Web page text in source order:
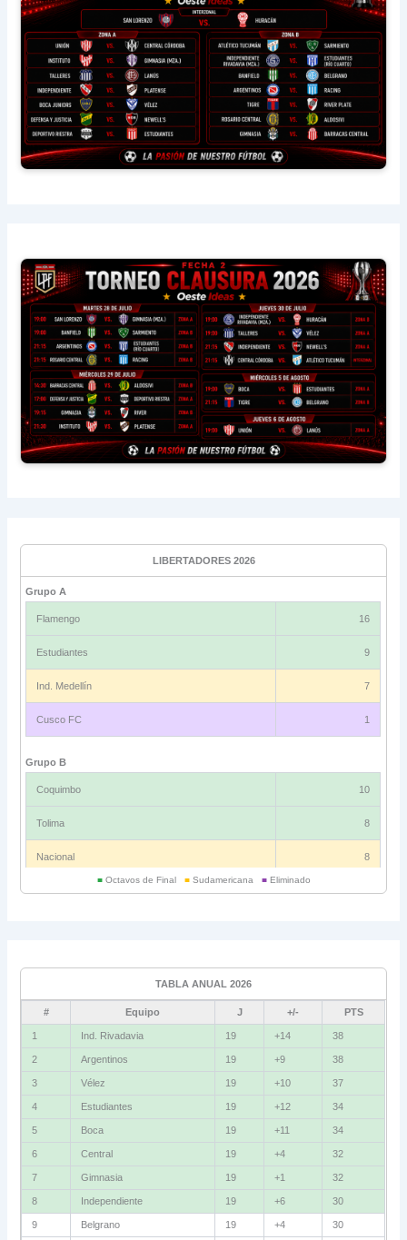
LIBERTADORES 2026
Grupo A
Flamengo 16
Estudiantes 9
Ind. Medellín 7
Cusco FC 1
Grupo B
Coquimbo 10
Tolima 8
Nacional 8
Bolívar 5
La Guaira
Grupo D
U. Católica
Cruzeiro 11
Boca Jrs.
Barcelona SC
■Octavos de Final ■Sudamericana ■Eliminado
TABLA ANUAL 2026
# Equipo J +/- PTS
1 Ind. Rivadavia 19 +14 38
2 Argentinos 19 +9 38
3 Vélez 19 +10 37
4 Estudiantes 19 +12 34
5 Boca 19 +11 34
6 Central 19 +4 32
7 Gimnasia 19 +1 32
8 Independiente 19 +6 30
9 Belgrano 19 +4 30